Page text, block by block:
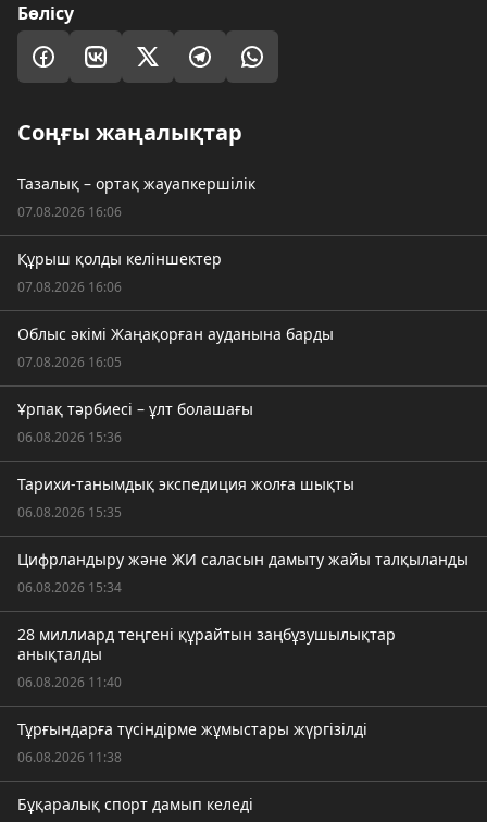
Бөлісу
Соңғы жаңалықтар
Тазалық – ортақ жауапкершілік
07.08.2026 16:06
Құрыш қолды келіншектер
07.08.2026 16:06
Облыс әкімі Жаңақорған ауданына барды
07.08.2026 16:05
Ұрпақ тәрбиесі – ұлт болашағы
06.08.2026 15:36
Тарихи-танымдық экспедиция жолға шықты
06.08.2026 15:35
Цифрландыру және ЖИ саласын дамыту жайы талқыланды
06.08.2026 15:34
28 миллиард теңгені құрайтын заңбұзушылықтар
анықталды
06.08.2026 11:40
Тұрғындарға түсіндірме жұмыстары жүргізілді
06.08.2026 11:38
Бұқаралық спорт дамып келеді